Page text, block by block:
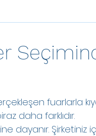
fuarlarla
daha farklıdır.
dayanır. Şirketiniz